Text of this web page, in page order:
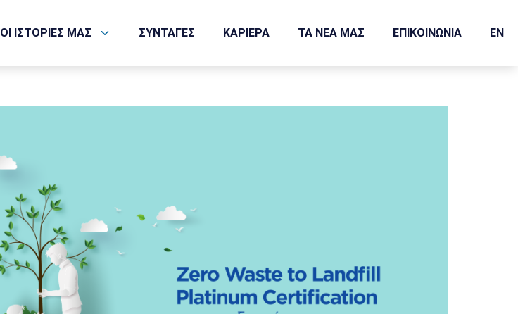
ΟΙ ΙΣΤΟΡΙΕΣ ΜΑΣ ΣΥΝΤΑΓΕΣ ΚΑΡΙΕΡΑ ΤΑ ΝΕΑ ΜΑΣ ΕΠΙΚΟΙΝΩΝΙΑ EN